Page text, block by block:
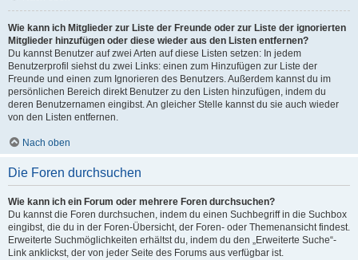
Wie kann ich Mitglieder zur Liste der Freunde oder zur Liste der ignorierten
Mitglieder hinzufügen oder diese wieder aus den Listen entfernen?
Du kannst Benutzer auf zwei Arten auf diese Listen setzen: In jedem
Benutzerprofil siehst du zwei Links: einen zum Hinzufügen zur Liste der
Freunde und einen zum Ignorieren des Benutzers. Außerdem kannst du im
persönlichen Bereich direkt Benutzer zu den Listen hinzufügen, indem du
deren Benutzernamen eingibst. An gleicher Stelle kannst du sie auch wieder
von den Listen entfernen.
Nach oben
Die Foren durchsuchen
Wie kann ich ein Forum oder mehrere Foren durchsuchen?
Du kannst die Foren durchsuchen, indem du einen Suchbegriff in die Suchbox
eingibst, die du in der Foren-Übersicht, der Foren- oder Themenansicht findest.
Erweiterte Suchmöglichkeiten erhältst du, indem du den „Erweiterte Suche“-
Link anklickst, der von jeder Seite des Forums aus verfügbar ist.